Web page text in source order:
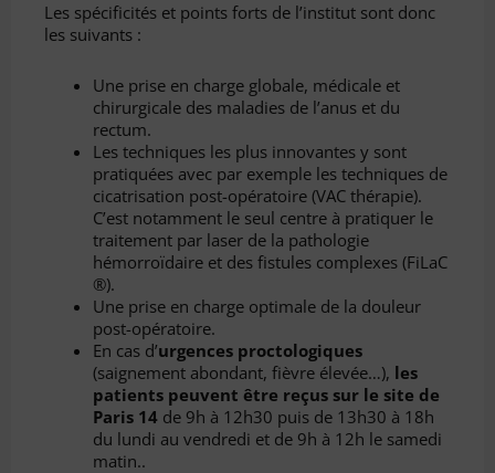
Les spécificités et points forts de l’institut sont donc
les suivants :
Une prise en charge globale, médicale et
chirurgicale des maladies de l’anus et du
rectum.
Les techniques les plus innovantes y sont
pratiquées avec par exemple les techniques de
cicatrisation post-opératoire (VAC thérapie).
C’est notamment le seul centre à pratiquer le
traitement par laser de la pathologie
hémorroïdaire et des fistules complexes (FiLaC
®).
Une prise en charge optimale de la douleur
post-opératoire.
En cas d’urgences proctologiques
(saignement abondant, fièvre élevée…), les
patients peuvent être reçus sur le site de
Paris 14 de 9h à 12h30 puis de 13h30 à 18h
du lundi au vendredi et de 9h à 12h le samedi
matin..